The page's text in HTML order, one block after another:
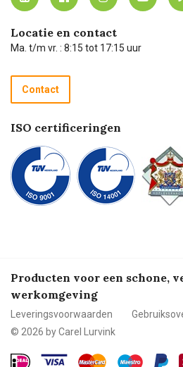
Carel Lurvink App
Hulp op afstand
Technische dienst
Recycle programma
Betalen
Carel Lurvink Blog
Carel de podcast
Locatie en contact
Ma. t/m vr. : 8:15 tot 17:15 uur
Contact
ISO certificeringen
Producten voor een schone,
werkomgeving
Leveringsvoorwaarden
© 2026 by Carel Lurvink